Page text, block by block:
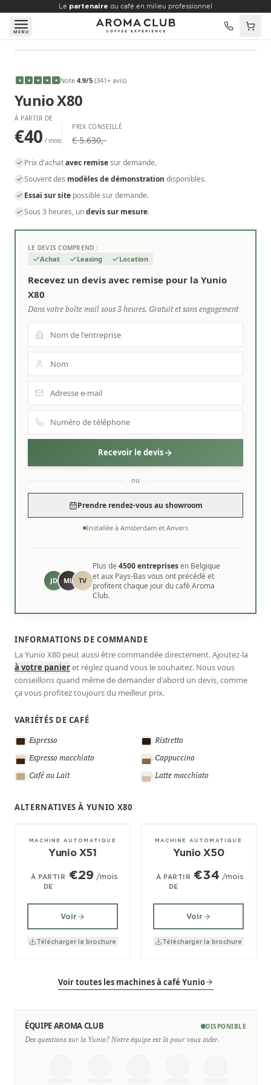
Aller au contenu principal
Le partenaire du café en milieu professionnel
MENU
€40 /mois
★ ★ ★ ★ ★ Note 4.9/5 (341+ avis)
Yunio X80
À PARTIR DE
€40 / mois
PRIX CONSEILLÉ
€ 5.630,-
Prix d'achatavec remisesur demande.
Souvent des modèles de démonstration disponibles.
Essai sur site possible sur demande.
Sous 3 heures, undevis sur mesure.
LE DEVIS COMPREND :
Achat Leasing Location
Recevez un devis avec remise pour la Yunio
X80
Dans votre boîte mail sous 3 heures. Gratuit et sans engagement
Recevoir le devis
ou
Prendre rendez-vous au showroom
Installée à Amsterdam et Anvers
JD ML TV
Plus de4500 entreprisesen Belgique
et aux Pays-Bas vous ont précédé et
profitent chaque jour du café Aroma
Club.
INFORMATIONS DE COMMANDE
La Yunio X80 peut aussi être commandée directement. Ajoutez-la
à votre panieret réglez quand vous le souhaitez. Nous vous
conseillons quand même de demander d'abord un devis, comme
ça vous profitez toujours du meilleur prix.
VARIÉTÉS DE CAFÉ
Espresso
Ristretto
Espresso macchiato
Cappuccino
Café au Lait
Latte macchiato
ALTERNATIVES À YUNIO X80
± 40/jour
MACHINE AUTOMATIQUE
Yunio X51
À PARTIR
DE
€29 /mois
Voir
Télécharger la brochure
± 70/jour
MACHINE AUTOMATIQUE
Yunio X50
À PARTIR
DE
€34 /mois
Voir
Télécharger la brochure
Voir toutes les machines à café Yunio
ÉQUIPE AROMA CLUB DISPONIBLE
Des questions sur la Yunio? Notre équipe est là pour vous aider.